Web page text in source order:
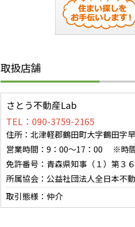
取扱店舗
さとう不動産Lab
TEL：090-3759-2165
住所：北津軽郡鶴田町大字鶴田字
営業時間：9：00～17：00 ※時間
免許番号：青森県知事（１）第３
所属協会：公益社団法人全日本
取引態様：仲介